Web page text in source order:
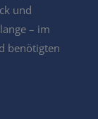
und
– im
benötigten